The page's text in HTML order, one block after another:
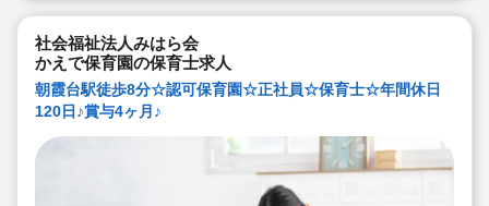
社会福祉法人みはら会
かえで保育園の保育士求人
朝霞台駅徒歩8分☆認可保育園☆正社員☆保育士☆年間休日
120日♪賞与4ヶ月♪